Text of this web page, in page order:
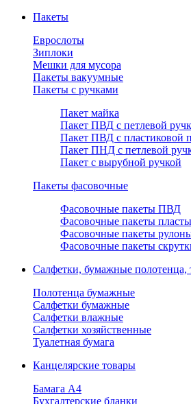
Пакеты
Еврослоты
Зиплоки
Мешки для мусора
Пакеты вакуумные
Пакеты с ручками
Пакет майка
Пакет ПВД с петлевой
Пакет ПВД с пластиковой
Пакет ПНД с петлевой
Пакет с вырубной ручкой
Пакеты фасовочные
Фасовочные пакеты ПВД
Фасовочные пакеты
Фасовочные пакеты
Фасовочные пакеты
Салфетки, бумажные полотенца,
Полотенца бумажные
Салфетки бумажные
Салфетки влажные
Салфетки хозяйственные
Туалетная бумага
Канцелярские товары
Бамага А4
Бухгалтерские бланки